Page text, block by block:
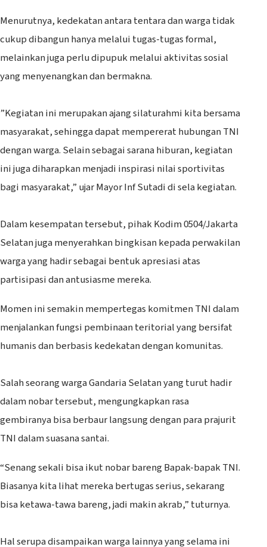
Menurutnya, kedekatan antara tentara dan warga tidak
cukup dibangun hanya melalui tugas-tugas formal,
melainkan juga perlu dipupuk melalui aktivitas sosial
yang menyenangkan dan bermakna.
‎”Kegiatan ini merupakan ajang silaturahmi kita bersama
masyarakat, sehingga dapat mempererat hubungan TNI
dengan warga. Selain sebagai sarana hiburan, kegiatan
ini juga diharapkan menjadi inspirasi nilai sportivitas
bagi masyarakat,” ujar Mayor Inf Sutadi di sela kegiatan.
‎Dalam kesempatan tersebut, pihak Kodim 0504/Jakarta
Selatan juga menyerahkan bingkisan kepada perwakilan
warga yang hadir sebagai bentuk apresiasi atas
partisipasi dan antusiasme mereka.
Momen ini semakin mempertegas komitmen TNI dalam
menjalankan fungsi pembinaan teritorial yang bersifat
humanis dan berbasis kedekatan dengan komunitas.
‎Salah seorang warga Gandaria Selatan yang turut hadir
dalam nobar tersebut, mengungkapkan rasa
gembiranya bisa berbaur langsung dengan para prajurit
TNI dalam suasana santai.
“Senang sekali bisa ikut nobar bareng Bapak-bapak TNI.
Biasanya kita lihat mereka bertugas serius, sekarang
bisa ketawa-tawa bareng, jadi makin akrab,” tuturnya.
‎Hal serupa disampaikan warga lainnya yang selama ini